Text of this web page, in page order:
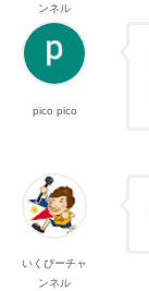
ンネル
pico pico
いくぴーチャ
ンネル